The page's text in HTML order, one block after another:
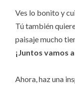
Ves lo bonito y
Tú también
paisaje mucho
¡Juntos vamos
Ahora, haz una